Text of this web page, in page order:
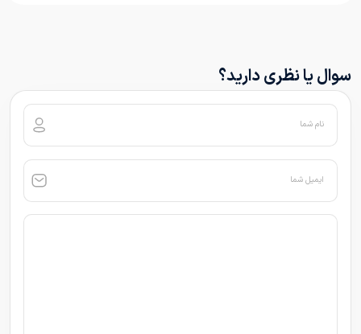
سوال یا نظری دارید؟
نام شما
ایمیل شما